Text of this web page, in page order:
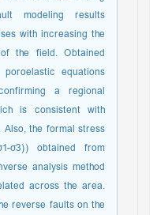
modeling results
with increasing the
the field. Obtained
equations
a regional
is consistent with
Also, the formal stress
obtained from
analysis method
across the area.
reverse faults on the